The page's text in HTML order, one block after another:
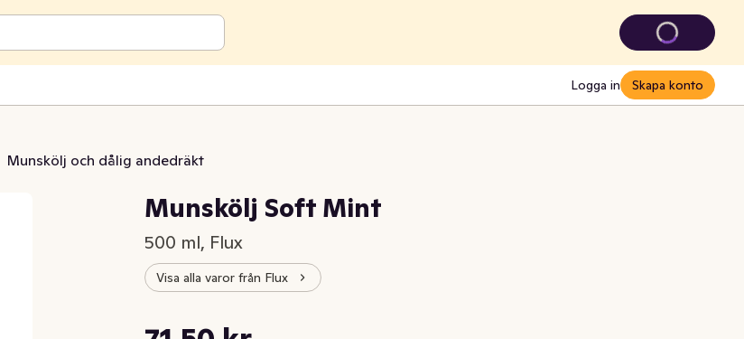
Logga in Skapa konto
Munskölj och dålig andedräkt
Munskölj Soft Mint
500 ml, Flux
Visa alla varor från Flux
Styckpris: 143,00 kr /l